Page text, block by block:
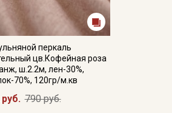
перкаль
цв.Кофейная роза
ш.2.2м, лен-30%,
70%, 120гр/м.кв
790 руб.